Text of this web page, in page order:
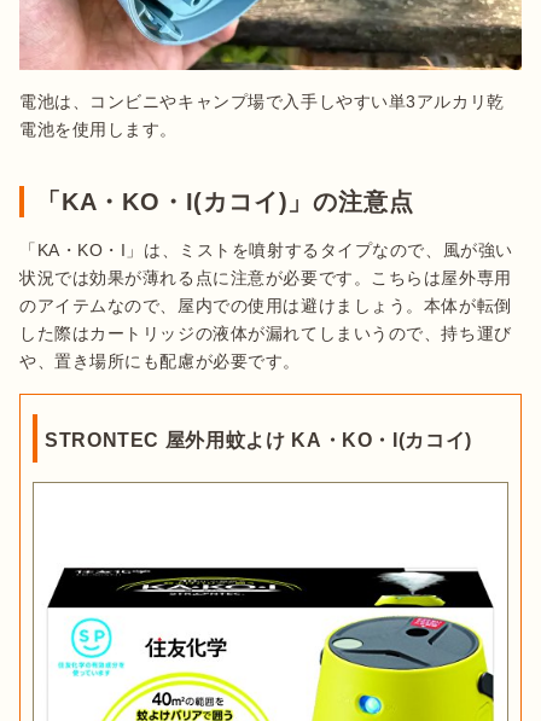
電池は、コンビニやキャンプ場で入手しやすい単3アルカリ乾
電池を使用します。
「KA・KO・I(カコイ)」の注意点
「KA・KO・I」は、ミストを噴射するタイプなので、風が強い
状況では効果が薄れる点に注意が必要です。こちらは屋外専用
のアイテムなので、屋内での使用は避けましょう。本体が転倒
した際はカートリッジの液体が漏れてしまいうので、持ち運び
や、置き場所にも配慮が必要です。
STRONTEC 屋外用蚊よけ KA・KO・I(カコイ)